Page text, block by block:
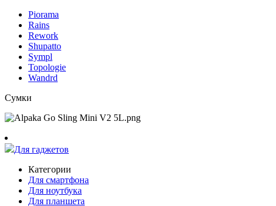
Piorama
Rains
Rework
Shupatto
Sympl
Topologie
Wandrd
Сумки
Для гаджетов
Категории
Для смартфона
Для ноутбука
Для планшета